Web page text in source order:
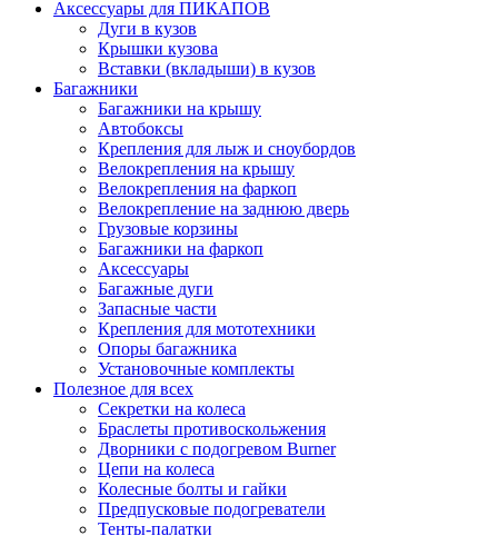
Аксессуары для ПИКАПОВ
Дуги в кузов
Крышки кузова
Вставки (вкладыши) в кузов
Багажники
Багажники на крышу
Автобоксы
Крепления для лыж и сноубордов
Велокрепления на крышу
Велокрепления на фаркоп
Велокрепление на заднюю дверь
Грузовые корзины
Багажники на фаркоп
Аксессуары
Багажные дуги
Запасные части
Крепления для мототехники
Опоры багажника
Установочные комплекты
Полезное для всех
Секретки на колеса
Браслеты противоскольжения
Дворники с подогревом Burner
Цепи на колеса
Колесные болты и гайки
Предпусковые подогреватели
Тенты-палатки